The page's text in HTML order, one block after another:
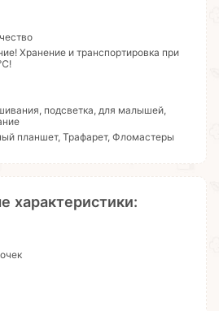
Хранение и транспортировка при
подсветка, для малышей,
планшет, Трафарет, Фломастеры
характеристики: